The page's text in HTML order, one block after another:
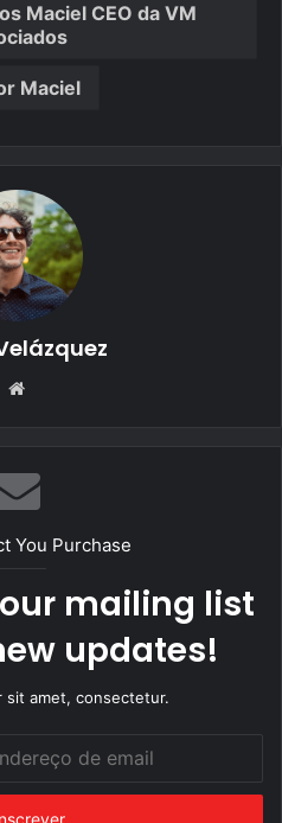
Maciel CEO da VM
Maciel
Website
You Purchase
mailing list
updates!
sit amet, consectetur.